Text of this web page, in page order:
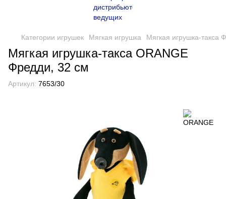
Категории игрушек Мягкая игрушка Мягкая игрушка-такса
Мягкая игрушка-такса ORANGE
Фредди, 32 см
Артикул: 7653/30